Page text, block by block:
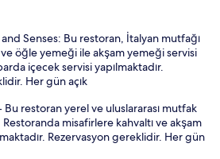
Senses: Bu restoran, İtalyan mutfağı
ve öğle yemeği ile akşam yemeği servisi
içecek servisi yapılmaktadır.
Her gün açık
restoran yerel ve uluslararası mutfak
Restoranda misafirlere kahvaltı ve akşam
Rezervasyon gereklidir. Her gün